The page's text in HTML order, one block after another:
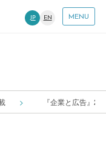
JP EN MENU
『企業と広告』